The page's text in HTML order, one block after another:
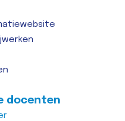
docenten